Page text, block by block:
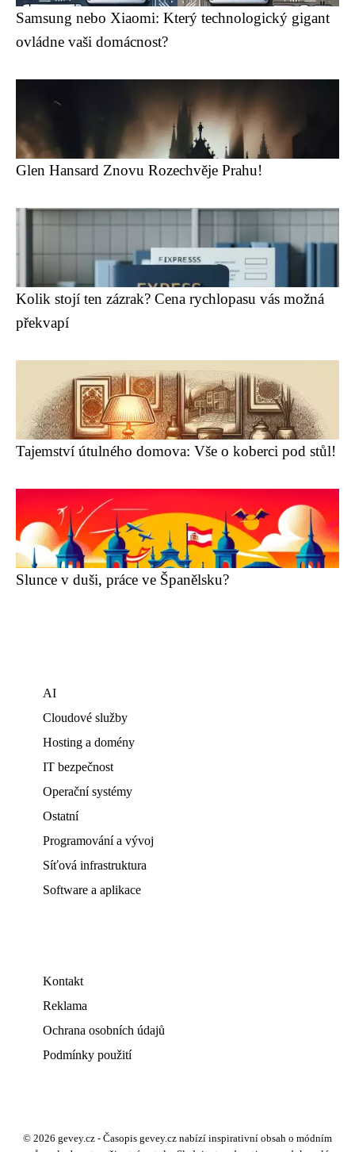
Samsung nebo Xiaomi: Který technologický gigant
ovládne vaši domácnost?
Glen Hansard Znovu Rozechvěje Prahu!
Kolik stojí ten zázrak? Cena rychlopasu vás možná
překvapí
Tajemství útulného domova: Vše o koberci pod stůl!
Slunce v duši, práce ve Španělsku?
AI
Cloudové služby
Hosting a domény
IT bezpečnost
Operační systémy
Ostatní
Programování a vývoj
Síťová infrastruktura
Software a aplikace
Kontakt
Reklama
Ochrana osobních údajů
Podmínky použití
© 2026 gevey.cz - Časopis gevey.cz nabízí inspirativní obsah o módním